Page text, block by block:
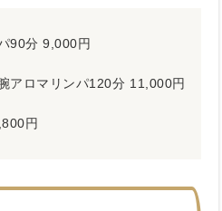
90分 9,000円
アロマリンパ120分 11,000円
円